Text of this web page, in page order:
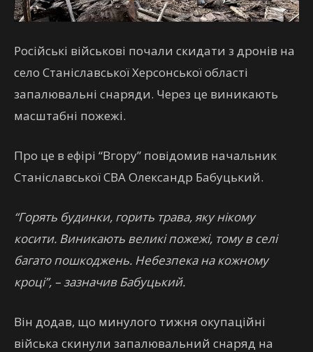
Російські військові почали скидати з дронів на
село Станіславської Херсонської області
запалювальні снаряди. Через це виникають
масштабні пожежі.
Про це в ефірі “Вгору” повідомив начальник
Станіславської СВА Олександр Бабуцький.
“Горять будинки, горить трава, яку нікому
косити. Виникають великі пожежі, тому в селі
багато пошкоджень. Небезпека на кожному
кроці”, – зазначив Бабуцький.
Він додав, що минулого тижня окупаційні
війська скинули запалювальний снаряд на